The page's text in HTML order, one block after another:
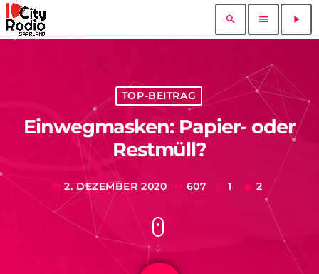
search menu play_arrow
TOP-BEITRAG
Einwegmasken: Papier- oder
Restmüll?
today 2. DEZEMBER 2020 607 1 2